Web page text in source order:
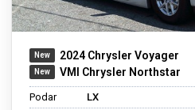
2024 Chrysler Voyager
VMI Chrysler Northstar
Podar LX